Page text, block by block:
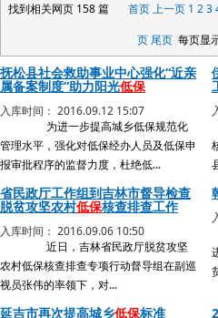
找到相关网页 158 篇 首页 上一页 1 2 3
页 尾页每页显
抚松县社会救助事业中心强化“近亲
属备案制度”助力阳光低保
入库时间： 2016.09.12 15:07
为进一步提高城乡低保规范化
管理水平，强化对低保经办人员及低保申
报审批程序的监督力度，杜绝低...
省民政厅工作组到吉林市督导检查
脱贫攻坚农村低保核查排查工作
入库时间： 2016.09.06 10:50
近日，吉林省民政厅脱贫攻坚
农村低保核查排查专项行动督导组在副巡
视员张伟的率领下，对...
延吉市再次提高城乡低保标准